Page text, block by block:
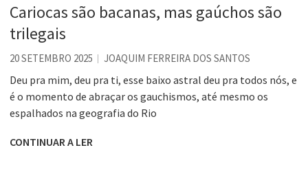
Cariocas são bacanas, mas gaúchos são
trilegais
20 SETEMBRO 2025 JOAQUIM FERREIRA DOS SANTOS
Deu pra mim, deu pra ti, esse baixo astral deu pra todos nós, e
é o momento de abraçar os gauchismos, até mesmo os
espalhados na geografia do Rio
CONTINUAR A LER